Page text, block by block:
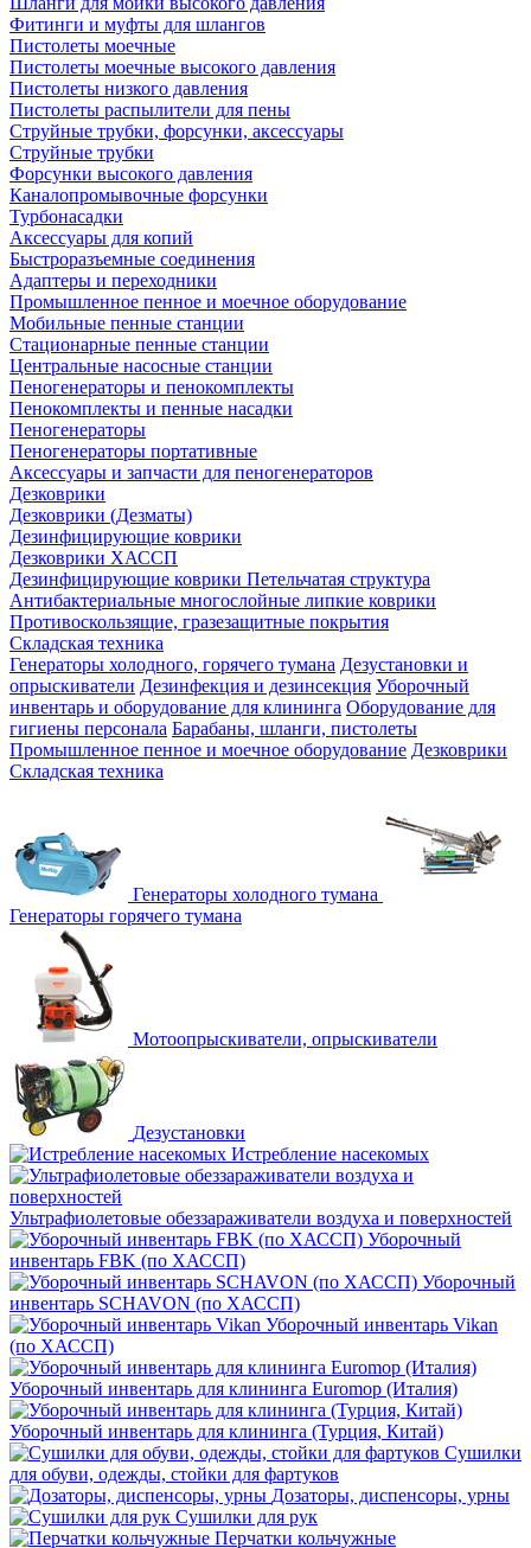
Фитинги и муфты для шлангов
Пистолеты моечные
Пистолеты моечные высокого давления
Пистолеты низкого давления
Пистолеты распылители для пены
Струйные трубки, форсунки, аксессуары
Струйные трубки
Форсунки высокого давления
Каналопромывочные форсунки
Турбонасадки
Аксессуары для копий
Быстроразъемные соединения
Адаптеры и переходники
Промышленное пенное и моечное оборудование
Мобильные пенные станции
Стационарные пенные станции
Центральные насосные станции
Пеногенераторы и пенокомплекты
Пенокомплекты и пенные насадки
Пеногенераторы
Пеногенераторы портативные
Аксессуары и запчасти для пеногенераторов
Дезковрики
Дезковрики (Дезматы)
Дезинфицирующие коврики
Дезковрики ХАССП
Дезинфицирующие коврики Петельчатая структура
Антибактериальные многослойные липкие коврики
Противоскользящие, гразезащитные покрытия
Складская техника
Генераторы холодного, горячего тумана Дезустановки и
опрыскиватели Дезинфекция и дезинсекция Уборочный
инвентарь и оборудование для клининга Оборудование для
гигиены персонала Барабаны, шланги, пистолеты
Промышленное пенное и моечное оборудование Дезковрики
Складская техника
Генераторы холодного тумана
Генераторы горячего тумана
Мотоопрыскиватели, опрыскиватели
Дезустановки
Истребление насекомых
Ультрафиолетовые обеззараживатели воздуха и поверхностей
Уборочный
инвентарь FBK (по ХАССП)
Уборочный
инвентарь SCHAVON (по ХАССП)
Уборочный инвентарь Vikan
(по ХАССП)
Уборочный инвентарь для клининга Euromop (Италия)
Уборочный инвентарь для клининга (Турция, Китай)
Сушилки
для обуви, одежды, стойки для фартуков
Дозаторы, диспенсоры, урны
Сушилки для рук
Перчатки кольчужные